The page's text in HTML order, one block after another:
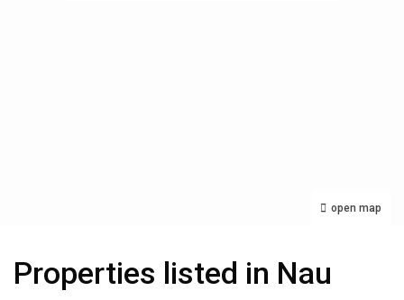
open map
Properties listed in Nau